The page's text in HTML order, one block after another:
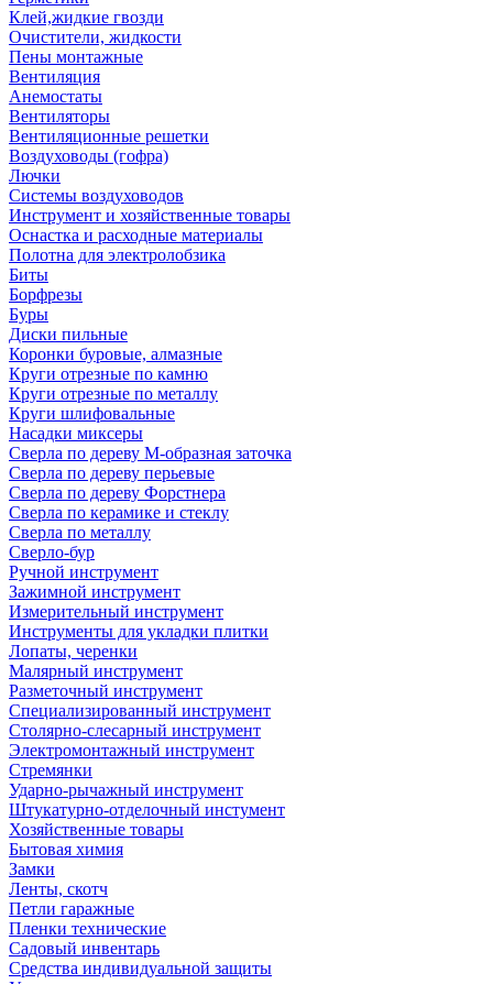
Клей,жидкие гвозди
Очистители, жидкости
Пены монтажные
Вентиляция
Анемостаты
Вентиляторы
Вентиляционные решетки
Воздуховоды (гофра)
Лючки
Системы воздуховодов
Инструмент и хозяйственные товары
Оснастка и расходные материалы
Полотна для электролобзика
Биты
Борфрезы
Буры
Диски пильные
Коронки буровые, алмазные
Круги отрезные по камню
Круги отрезные по металлу
Круги шлифовальные
Насадки миксеры
Сверла по дереву М-образная заточка
Сверла по дереву перьевые
Сверла по дереву Форстнера
Сверла по керамике и стеклу
Сверла по металлу
Сверло-бур
Ручной инструмент
Зажимной инструмент
Измерительный инструмент
Инструменты для укладки плитки
Лопаты, черенки
Малярный инструмент
Разметочный инструмент
Специализированный инструмент
Столярно-слесарный инструмент
Электромонтажный инструмент
Стремянки
Ударно-рычажный инструмент
Штукатурно-отделочный инстумент
Хозяйственные товары
Бытовая химия
Замки
Ленты, скотч
Петли гаражные
Пленки технические
Садовый инвентарь
Средства индивидуальной защиты